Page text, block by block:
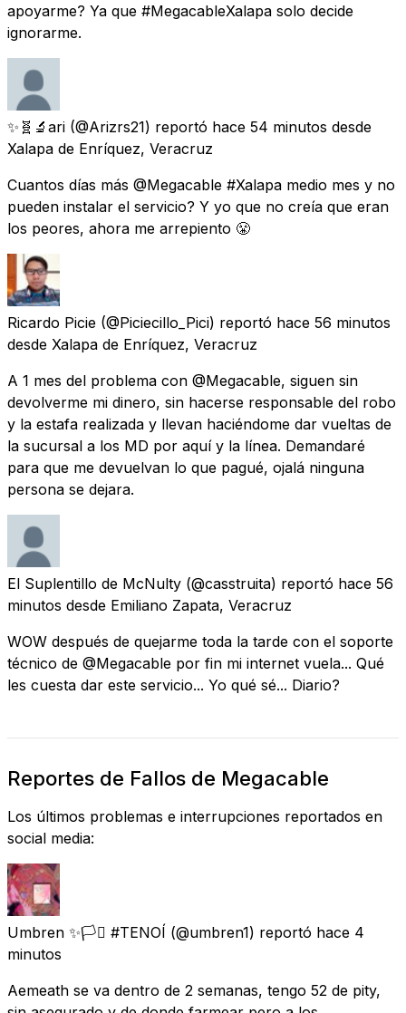
apoyarme? Ya que #MegacableXalapa solo decide
ignorarme.
✨🧬🔬ari (@Arizrs21) reportó hace 54 minutos desde
Xalapa de Enríquez, Veracruz
Cuantos días más @Megacable #Xalapa medio mes y no
pueden instalar el servicio? Y yo que no creía que eran
los peores, ahora me arrepiento 😤
Ricardo Picie (@Piciecillo_Pici) reportó hace 56 minutos
desde Xalapa de Enríquez, Veracruz
A 1 mes del problema con @Megacable, siguen sin
devolverme mi dinero, sin hacerse responsable del robo
y la estafa realizada y llevan haciéndome dar vueltas de
la sucursal a los MD por aquí y la línea. Demandaré
para que me devuelvan lo que pagué, ojalá ninguna
persona se dejara.
El Suplentillo de McNulty (@casstruita) reportó hace 56
minutos desde Emiliano Zapata, Veracruz
WOW después de quejarme toda la tarde con el soporte
técnico de @Megacable por fin mi internet vuela... Qué
les cuesta dar este servicio... Yo qué sé... Diario?
Reportes de Fallos de Megacable
Los últimos problemas e interrupciones reportados en
social media:
Umbren ✨️🏳️‍⚧️ #TENOÍ (@umbren1) reportó hace 4
minutos
Aemeath se va dentro de 2 semanas, tengo 52 de pity,